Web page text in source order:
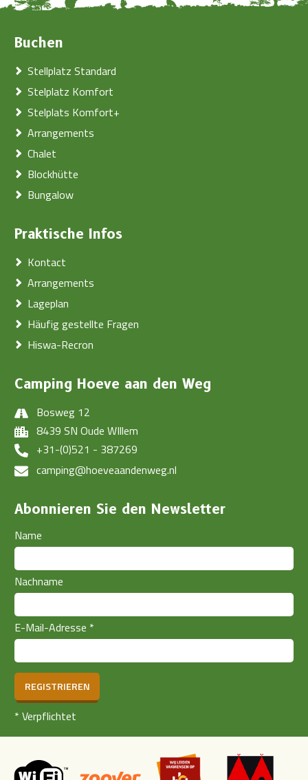
Buchen
Stellplatz Standard
Stelplatz Komfort
Stelplats Komfort+
Arrangements
Chalet
Blockhütte
Bungalow
Praktische Infos
Kontact
Arrangements
Lageplan
Häufig gestellte Fragen
Hiswa-Recron
Camping Hoeve aan den Weg
Bosweg 12
8439 SN Oude WIllem
+31-(0)521 - 387269
camping@hoeveaandenweg.nl
Abonnieren Sie den Newsletter
Name
Nachname
E-Mail-Adresse *
REGISTRIEREN
* Verpflichtet